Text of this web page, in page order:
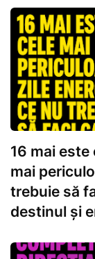
16 mai
mai
trebuie să
destinul și